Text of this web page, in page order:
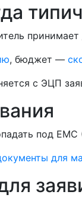
, бюджет —
с ЭЦП
под
для